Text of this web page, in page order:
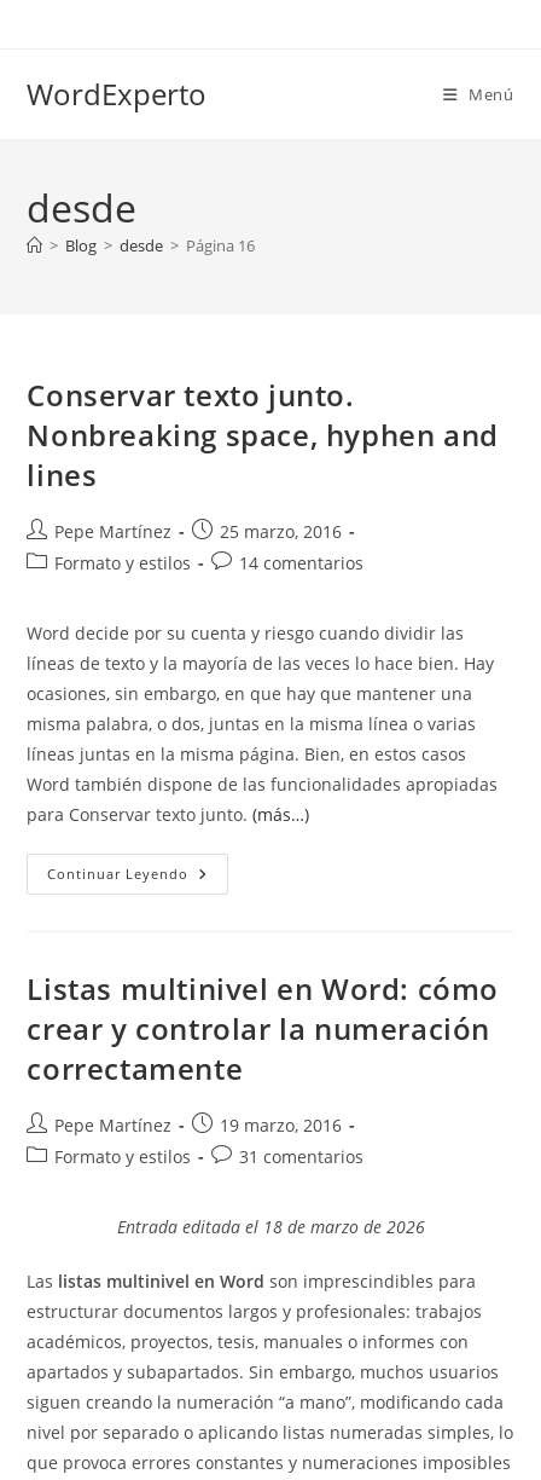
WordExperto Menú
desde
> Blog > desde > Página 16
Conservar texto junto.
Nonbreaking space, hyphen and
lines
Autor
de
Pepe Martínez
Publicación
de
25 marzo, 2016
Categoría
entrada:
Formato y estilos
Comentarios
entrada:
14 comentarios
Word decide por su cuenta y riesgo cuando dividir las
líneas de texto y la mayoría de las veces lo hace bien. Hay
ocasiones, sin embargo, en que hay que mantener una
misma palabra, o dos, juntas en la misma línea o varias
líneas juntas en la misma página. Bien, en estos casos
Word también dispone de las funcionalidades apropiadas
para Conservar texto junto.(más…)
Continuar Leyendo Conservar
Texto
And
Lines
Listas multinivel en Word: cómo
crear y controlar la numeración
correctamente
Autor
de
Pepe Martínez
Publicación
de
19 marzo, 2016
Categoría
Formato y estilos
Comentarios
entrada:
31 comentarios
Entrada editada el 18 de marzo de 2026
Las listas multinivel en Word son imprescindibles para
estructurar documentos largos y profesionales: trabajos
académicos, proyectos, tesis, manuales o informes con
apartados y subapartados. Sin embargo, muchos usuarios
siguen creando la numeración “a mano”, modificando cada
nivel por separado o aplicando listas numeradas simples, lo
que provoca errores constantes y numeraciones imposibles